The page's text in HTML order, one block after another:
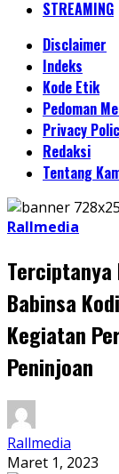
STREAMING
Disclaimer
Indeks
Kode Etik
Pedoman
Privacy
Redaksi
Tentang
Rallmedia
Terciptanya
Babinsa
Kegiatan
Peninjoan
Rallmedia
Maret 1, 2023